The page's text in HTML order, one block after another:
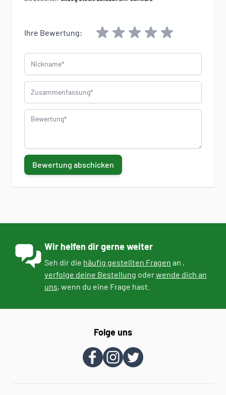
Ihre Bewertung:
Nickname
Zusammenfassung
Bewertung
Bewertung abschicken
Wir helfen dir gerne weiter
Seh dir die häufig gestellten Fragen an ,
verfolge deine Bestellung oderwende dich an
uns, wenn du eine Frage hast.
Folge uns